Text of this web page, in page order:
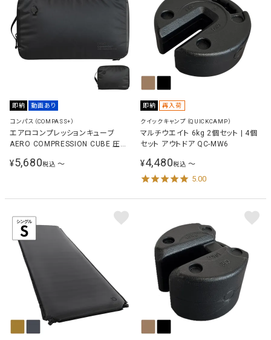
即納 動画あり
コンパス（COMPASS+）
エアロコンプレッションキューブ
AERO COMPRESSION CUBE 圧縮
¥5,680税込 〜
即納 再入荷
クイックキャンプ（QUICKCAMP）
マルチウエイト 6kg 2個セット | 4個
セット アウトドア QC-MW6
¥4,480税込 〜
5.00